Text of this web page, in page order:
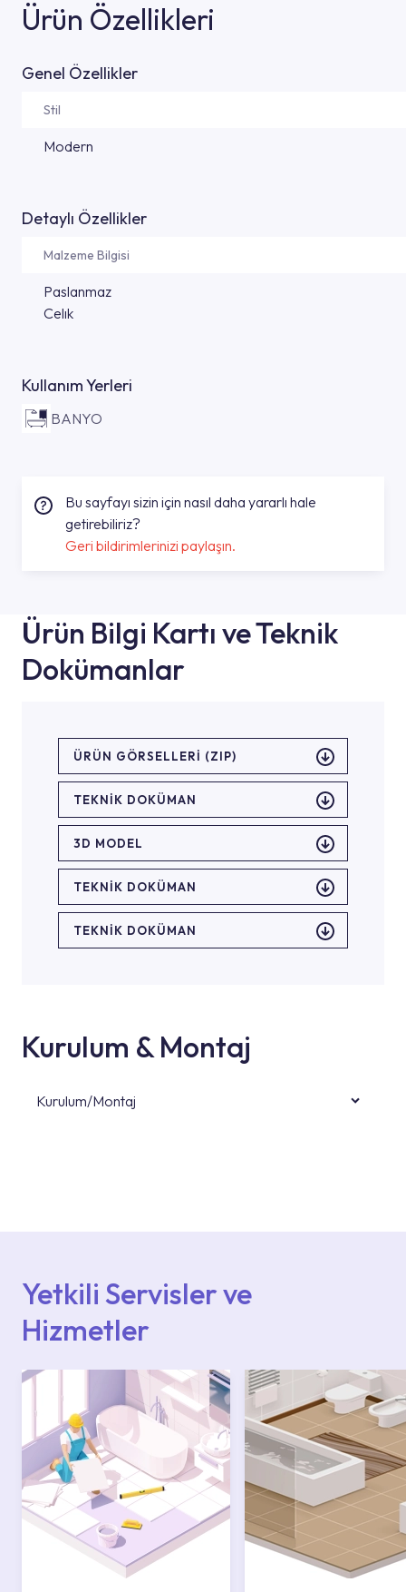
Ürün Özellikleri
Genel Özellikler
Stil
Modern
Detaylı Özellikler
Malzeme Bilgisi
Paslanmaz
Celık
Kullanım Yerleri
BANYO
Bu sayfayı sizin için nasıl daha yararlı hale
getirebiliriz?
Geri bildirimlerinizi paylaşın.
Ürün Bilgi Kartı ve Teknik
Dokümanlar
ÜRÜN GÖRSELLERI (ZIP)
TEKNİK DOKÜMAN
3D MODEL
TEKNİK DOKÜMAN
TEKNİK DOKÜMAN
Kurulum & Montaj
Kurulum/Montaj
Yetkili Servisler ve
Hizmetler